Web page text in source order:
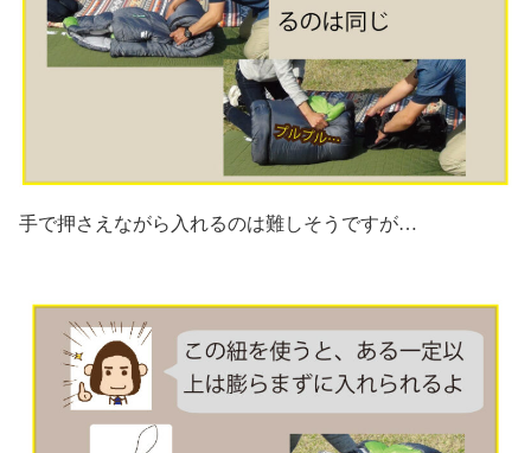
手で押さえながら入れるのは難しそうですが…